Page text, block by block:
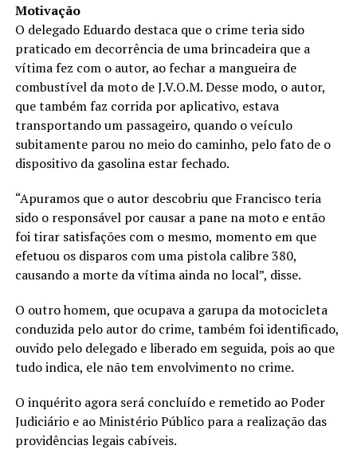
Motivação
O delegado Eduardo destaca que o crime teria sido
praticado em decorrência de uma brincadeira que a
vítima fez com o autor, ao fechar a mangueira de
combustível da moto de J.V.O.M. Desse modo, o autor,
que também faz corrida por aplicativo, estava
transportando um passageiro, quando o veículo
subitamente parou no meio do caminho, pelo fato de o
dispositivo da gasolina estar fechado.
“Apuramos que o autor descobriu que Francisco teria
sido o responsável por causar a pane na moto e então
foi tirar satisfações com o mesmo, momento em que
efetuou os disparos com uma pistola calibre 380,
causando a morte da vítima ainda no local”, disse.
O outro homem, que ocupava a garupa da motocicleta
conduzida pelo autor do crime, também foi identificado,
ouvido pelo delegado e liberado em seguida, pois ao que
tudo indica, ele não tem envolvimento no crime.
O inquérito agora será concluído e remetido ao Poder
Judiciário e ao Ministério Público para a realização das
providências legais cabíveis.